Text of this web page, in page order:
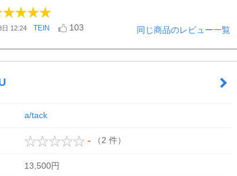
日 12:24 TEIN 103 同じ商品のレビュー一覧
a/tack
- （2 件）
13,500円